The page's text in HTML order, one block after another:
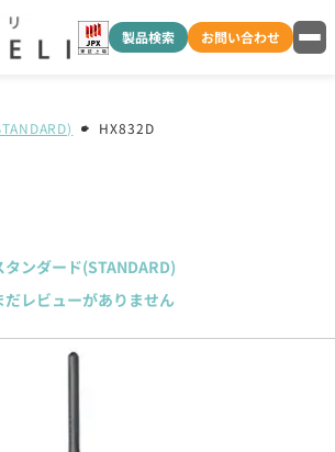
製品検索 お問い合わせ
HX832D
タンダード(STANDARD)
だレビューがありません